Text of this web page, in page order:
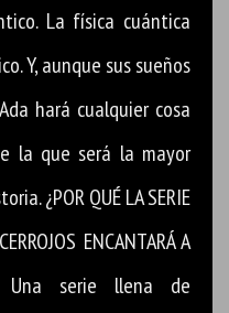
La física cuántica
Y, aunque sus sueños
hará cualquier cosa
la que será la mayor
¿POR QUÉ LA SERIE
ENCANTARÁ A
Una serie llena de